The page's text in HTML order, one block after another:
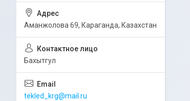
Аманжолова 69, Караганда, Казахстан
Бахытгул
tekled_krg@mail.ru